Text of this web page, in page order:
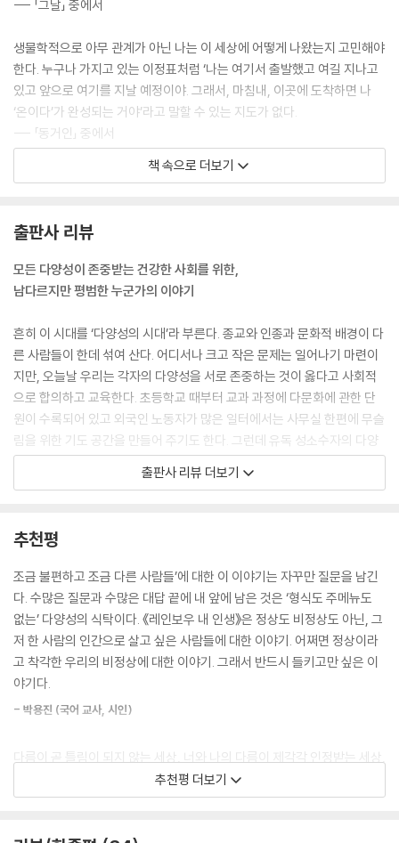
--- 「그날」 중에서
생물학적으로 아무 관계가 아닌 나는 이 세상에 어떻게 나왔는지 고민해야
한다. 누구나 가지고 있는 이정표처럼 ‘나는 여기서 출발했고 여길 지나고
있고 앞으로 여기를 지날 예정이야. 그래서, 마침내, 이곳에 도착하면 나
‘온이다’가 완성되는 거야’라고 말할 수 있는 지도가 없다.
--- 「동거인」 중에서
“여자와 남자가 사랑해야 하고 같이 살아야 한다는 약속. 그건 절대적인 게
으면 해.”
--- 「동거인」 중에서
레 보지 않았다면 나의 강박이 조금은 이해가 될지도 모르겠다. 그래서 진
지우가 눈에 들어 온 걸까? 혹여 온다 씨나 난다 씨처럼 여자를 좋아하는
게 싫어서? 모순되게도 나는 온다 씨와 난다 씨를 좋아하고 이해하지만 내
가 그런 모습으로 사는 것은 싫었다.
--- 「러브버그」 중에서
세상에는 남자와 여자가 있고 남자지만 여자로 살아야 하는 사람이 있고
여자지만 남자로 살아야 하는 인간도 있는데 신의 셈법은 단순했다.
“주워서 키운 거랑 낳아서 키운 거랑 뭐가 어렵겄어? 낳는 건 잠시인디 주
하고 오래 지켜본 거니께 답은 간단허지.
--- 「웨어아유프롬반」 중에서
“너 광장에 몇 번 나갔다고 착각하지 마. 상대편 집회자들은 전혀 모르는
사람이라 그러려니 하지? 그런 사람들이 네 이웃이고 네 친구야.”
--- 「너무 오래 기다리게 하지 마」 중에서
다고요. 레즈비언 부부도 다른 부부들이랑 똑같거든요. 제가 잘못하면 혼
내고 제가 잘하는 건 칭찬해 줘요. 절 사랑으로 키워 주고 어떤 건 무진장
엄격해요. … 우리 엄마들이 아줌마들이랑 다른 건 하나도 없어요.”
책 속으로 더보기
출판사 리뷰
모든 다양성이 존중받는 건강한 사회를 위한,
남다르지만 평범한 누군가의 이야기
흔히 이 시대를 ‘다양성의 시대’라 부른다. 종교와 인종과 문화적 배경이 다
른 사람들이 한데 섞여 산다. 어디서나 크고 작은 문제는 일어나기 마련이
지만, 오늘날 우리는 각자의 다양성을 서로 존중하는 것이 옳다고 사회적
으로 합의하고 교육한다. 초등학교 때부터 교과 과정에 다문화에 관한 단
원이 수록되어 있고 외국인 노동자가 많은 일터에서는 사무실 한편에 무슬
림을 위한 기도 공간을 만들어 주기도 한다. 그런데 유독 성소수자의 다양
성만은 그만큼 존중받지 못하는 듯하다. 누구도 자기 성별을 선택해서 태
어난 사람이 없고, 남자는 반드시 여자를, 여자는 반드시 남자를 좋아해야
다양성이 특별히 달라서가 아니라 아직 수면 위에서 충분히 이야기되지 못
했기 때문이 아닐까 싶다.
성소수자는 인류의 태동부터 늘 있어 왔지만 우리 사회에서 공개적으로 사
람들의 입에 오르내린 지는 그리 오래되지 않았다. 경험과 교육을 통해 다
문화에 대한 인식이 예전에 비해 많이 개선되었듯, 더 많은 사람이 더 적극
적으로 목소리를 내고 거리낌 없이 교육한다면 성적 다양성과 성소수자를
인생》이 갖는 의의가 작지 않다. 지금껏 청소년 소설에서 이토록 본격적으
작품은 없었다. 우리 사회가 모두를 포용하고 서로 존중하는 바람직한 방
향으로 한 단계 발전해 나가는 데 있어 이 책이 훌륭한 교보재가 되리라 믿
출판사 리뷰 더보기
추천평
조금 불편하고 조금 다른 사람들’에 대한 이 이야기는 자꾸만 질문을 남긴
다. 수많은 질문과 수많은 대답 끝에 내 앞에 남은 것은 ‘형식도 주메뉴도
없는’ 다양성의 식탁이다. 《레인보우 내 인생》은 정상도 비정상도 아닌, 그
저 한 사람의 인간으로 살고 싶은 사람들에 대한 이야기. 어쩌면 정상이라
고 착각한 우리의 비정상에 대한 이야기. 그래서 반드시 들키고만 싶은 이
야기다.
- 박용진 (국어 교사, 시인)
다름이 곧 틀림이 되지 않는 세상, 너와 나의 다름이 제각각 인정받는 세상,
저마다 타고난 그대로의 모습을 활짝 꽃피울 수 있는 세상. 이 책을 읽은 독
자가 늘어날수록 우리 사회가 그런 세상과 한 걸음 더 가까워지리라 믿는
추천평 더보기